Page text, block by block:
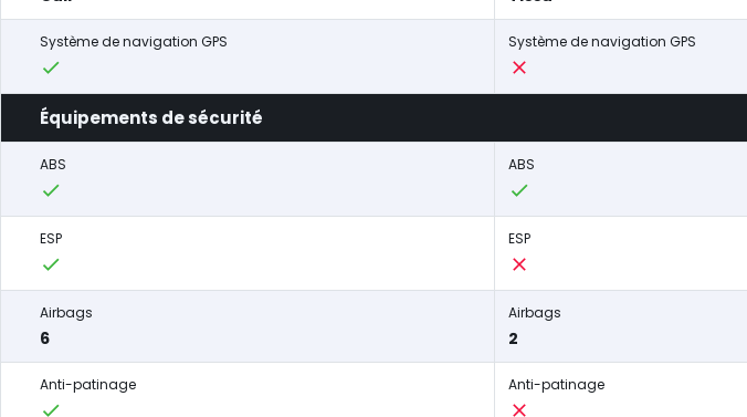
Système de navigation GPS Système de navigation GPS
Équipements de sécurité
ABS ABS
ESP ESP
Airbags
6
Airbags
2
Anti-patinage Anti-patinage